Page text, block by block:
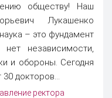
обществу! Наш
Лукашенко
– это фундамент
нет независимости,
и обороны. Сегодня
докторов...
ректора